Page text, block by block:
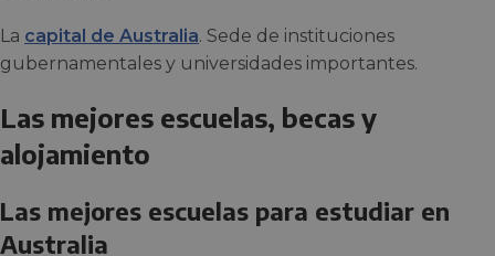
La capital de Australia. Sede de instituciones
gubernamentales y universidades importantes.
Las mejores escuelas, becas y
alojamiento
Las mejores escuelas para estudiar en
Australia